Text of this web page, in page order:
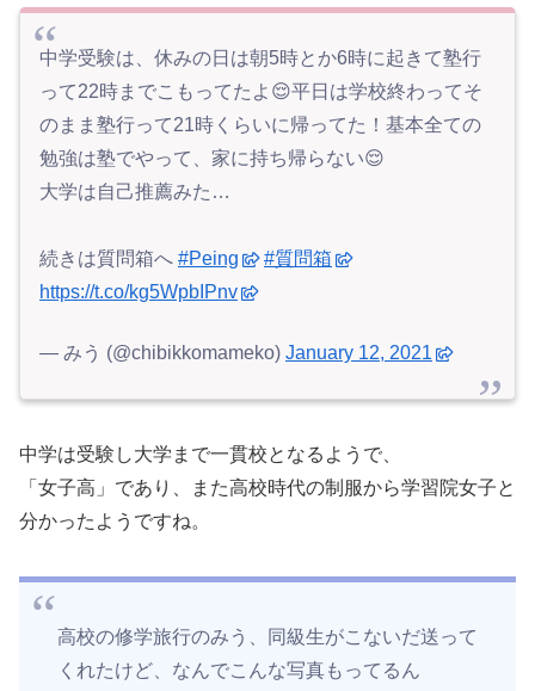
中学受験は、休みの日は朝5時とか6時に起きて塾行
って22時までこもってたよ😌平日は学校終わってそ
のまま塾行って21時くらいに帰ってた！基本全ての
勉強は塾でやって、家に持ち帰らない😌
大学は自己推薦みた…
続きは質問箱へ #Peing
#質問箱
https://t.co/kg5WpbIPnv
— みう (@chibikkomameko) January 12, 2021
中学は受験し大学まで一貫校となるようで、
「女子高」であり、また高校時代の制服から学習院女子と
分かったようですね。
高校の修学旅行のみう、同級生がこないだ送って
くれたけど、なんでこんな写真もってるん